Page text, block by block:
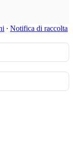
∙ Notifica di raccolta